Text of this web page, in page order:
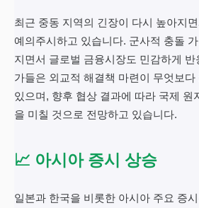
최근 중동 지역의 긴장이 다시 높아지
예의주시하고 있습니다. 군사적 충돌
지면서 글로벌 금융시장도 민감하게
가들은 외교적 해결책 마련이 무엇보
있으며, 향후 협상 결과에 따라 국제 원
을 미칠 것으로 전망하고 있습니다.
📈 아시아 증시 상승
일본과 한국을 비롯한 아시아 주요 증